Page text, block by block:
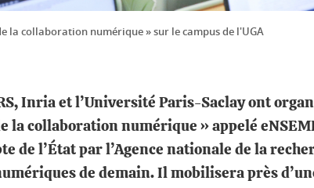
la collaboration numérique » sur le campus de l'UGA
Inria et l’Université Paris-Saclay ont
la collaboration numérique » appelé
de l’État par l’Agence nationale de la
de demain. Il mobilisera près